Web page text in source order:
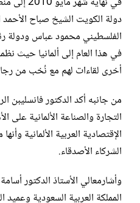
دولة الكويت الشيخ صباح
الفلسطيني ‏محمود عباس ودولة
في هذا العام إلى ألمانيا حيث
أخرى لقاءات لهم مع نُخب من رجال
من جانبه أكد الدكتور فانسليبن
التجارة والصناعة الألمانية على
‏الإقتصادية العربية الألمانية
الشركاء الأصدقاء.
وأشارمعالي الأستاذ الدكتور
المملكة العربية السعودية